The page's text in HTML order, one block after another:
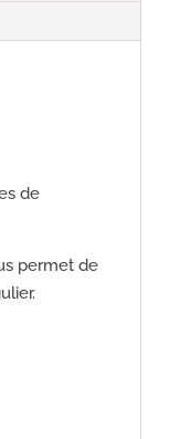
de
permet de